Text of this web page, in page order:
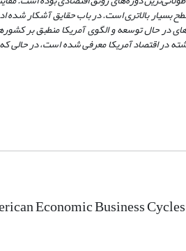
بسیار بالاتری است. در باب حقایق آشکار شده
در حال توسعه و الگوی آمریکا منطبق بر
در اقتصاد آمریکا معرفی شده است، در حالی
Economic Business